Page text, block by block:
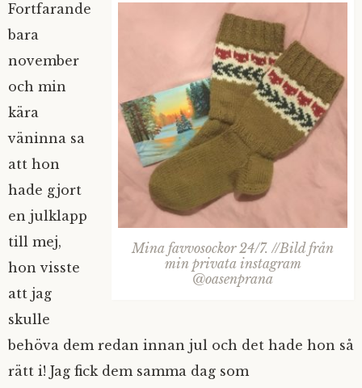
Mina favvosockor 24/7. //Bild från
min privata instagram
@oasenprana
Fortfarande
bara
november
och min
kära
väninna sa
att hon
hade gjort
en julklapp
till mej,
hon visste
att jag
skulle
behöva dem redan innan jul och det hade hon så
rätt i! Jag fick dem samma dag som